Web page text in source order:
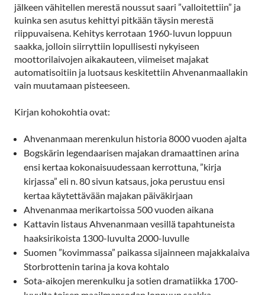
jälkeen vähitellen merestä noussut saari ”valloitettiin” ja
kuinka sen asutus kehittyi pitkään täysin merestä
riippuvaisena. Kehitys kerrotaan 1960-luvun loppuun
saakka, jolloin siirryttiin lopullisesti nykyiseen
moottorilaivojen aikakauteen, viimeiset majakat
automatisoitiin ja luotsaus keskitettiin Ahvenanmaallakin
vain muutamaan pisteeseen.
Kirjan kohokohtia ovat:
Ahvenanmaan merenkulun historia 8000 vuoden ajalta
Bogskärin legendaarisen majakan dramaattinen arina
ensi kertaa kokonaisuudessaan kerrottuna, ”kirja
kirjassa” eli n. 80 sivun katsaus, joka perustuu ensi
kertaa käytettävään majakan päiväkirjaan
Ahvenanmaa merikartoissa 500 vuoden aikana
Kattavin listaus Ahvenanmaan vesillä tapahtuneista
haaksirikoista 1300-luvulta 2000-luvulle
Suomen ”kovimmassa” paikassa sijainneen majakkalaiva
Storbrottenin tarina ja kova kohtalo
Sota-aikojen merenkulku ja sotien dramatiikka 1700-